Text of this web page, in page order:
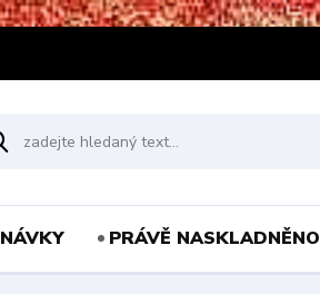
PRÁVĚ NASKLADNĚNO